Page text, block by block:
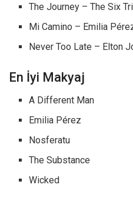
The Journey – The Six
Mi Camino – Emilia
Never Too Late – Elton
En İyi Makyaj
A Different Man
Emilia Pérez
Nosferatu
The Substance
Wicked